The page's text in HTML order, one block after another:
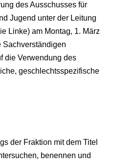
des Ausschusses für
Jugend unter der Leitung
Linke) am Montag, 1. März
Sachverständigen
die Verwendung des
geschlechtsspezifische
der Fraktion mit dem Titel
benennen und